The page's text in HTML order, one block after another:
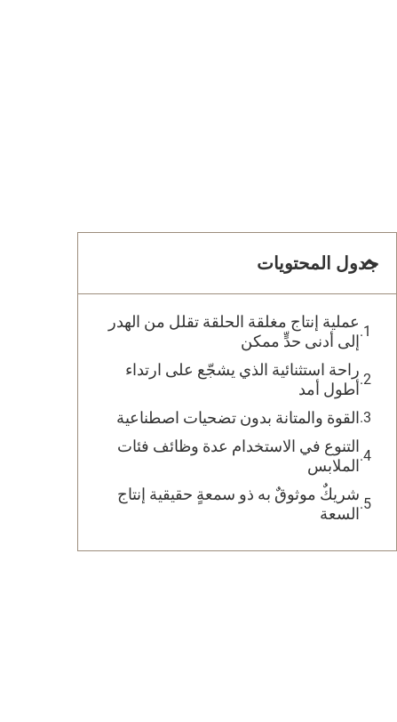
جدول المحتويات
عملية إنتاج مغلقة الحلقة تقلل من الهدر
إلى أدنى حدٍّ ممكن
راحة استثنائية الذي يشجّع على ارتداء
أطول أمد
القوة والمتانة بدون تضحيات اصطناعية
التنوع في الاستخدام عدة وظائف فئات
الملابس
شريكٌ موثوقٌ به ذو سمعةٍ حقيقية إنتاج
السعة